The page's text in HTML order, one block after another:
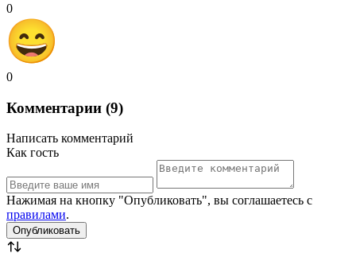
0
0
Комментарии (9)
Написать комментарий
Как гость
Нажимая на кнопку "Опубликовать", вы соглашаетесь с
правилами.